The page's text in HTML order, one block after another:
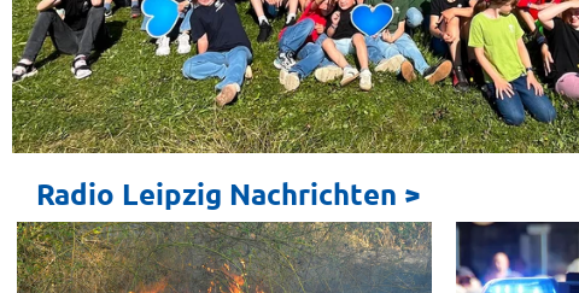
Radio Leipzig Nachrichten >